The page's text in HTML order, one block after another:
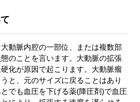
動脈内腔の一部位、または複数部
のことを言います。大動脈の拡張
化が原因で起こります。大動脈瘤
と、元のサイズに戻ることはあり
でも血圧を下げる薬(降圧剤)で血圧